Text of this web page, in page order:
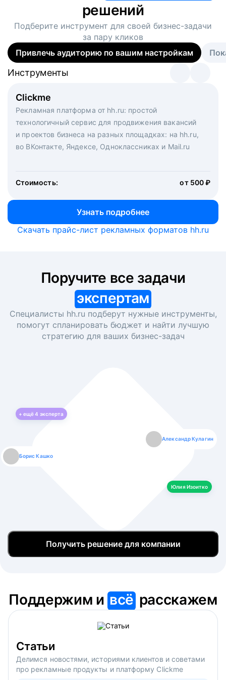
решений
Подберите инструмент для своей бизнес-задачи
за пару кликов
Привлечь аудиторию по вашим настройкам
Clickme
Рекламная платформа от hh.ru: простой
технологичный сервис для продвижения вакансий
и проектов бизнеса на разных площадках: на hh.ru,
во ВКонтакте, Яндексе, Одноклассниках и Mail.ru
Стоимость: от 500 ₽
Узнать подробнее
Инструменты
Вакансия дня
Рекламный формат для вакансий на главной странице
hh.ru. Увеличивает количество откликов
Инструменты
Массовый подбор под ключ. Решите, сколько
кандидатов и когда вам нужно, и за дело возьмутся
маркетологи, рекрутеры и проектные менеджеры
hh.ru с целым набором digital-инструментов
Инструменты
Скачать прайс-лист рекламных форматов hh.ru
экспертам
Специалисты hh.ru подберут нужные инструменты,
помогут спланировать бюджет и найти лучшую
стратегию для ваших бизнес-задач
+ ещё4 эксперта
Борис Кашко
Александр Кулагин
Юлия Изоитко
Юлия Изоитко
Даниил Макаров
Александр Кулагин
Екатерина Лазаренко
Даниил Макаров
Борис Кашко
Екатерина Лазаренко
Юлия Изоитко
Получить решение для компании
Поддержим ивсё расскажем
Статьи
Делимся новостями, историями клиентов и советами
про рекламные продукты и платформу Clickme